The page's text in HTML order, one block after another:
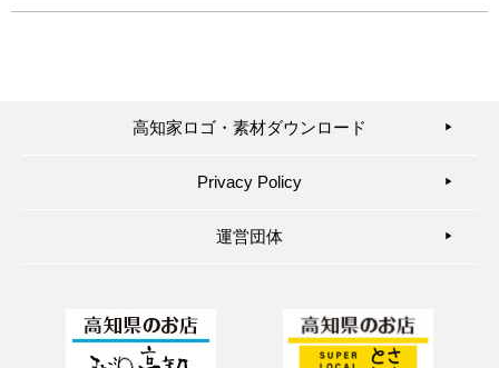
高知家ロゴ・素材ダウンロード ▶︎
Privacy Policy ▶︎
運営団体 ▶︎